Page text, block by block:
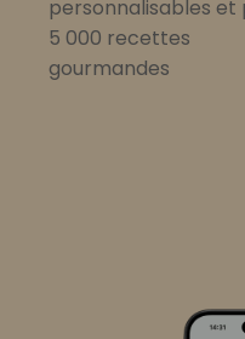
personnalisables et
5 000 recettes
gourmandes